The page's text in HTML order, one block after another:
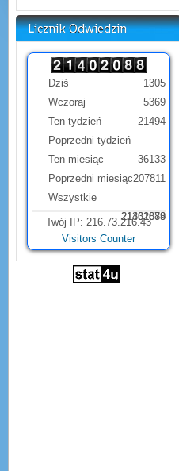
Licznik Odwiedzin
Dziś
Wczoraj
Ten tydzień
Poprzedni tydzień
Ten miesiąc
Poprzedni miesiąc
Wszystkie
1305
5369
21494
21331879
36133
207811
21402088
Twój IP: 216.73.216.43
Visitors Counter